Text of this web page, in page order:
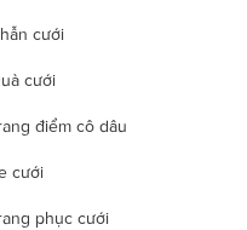
cưới
cưới
điểm cô dâu
cưới
phục cưới